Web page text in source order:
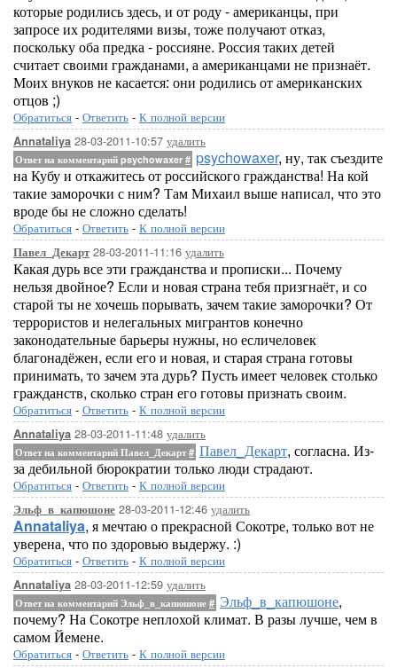
которые родились здесь, и от роду - американцы, при
запросе их родителями визы, тоже получают отказ,
поскольку оба предка - россияне. Россия таких детей
считает своими гражданами, а американцами не признаёт.
Моих внуков не касается: они родились от американских
отцов ;)
Обратиться - Ответить - К полной версии
Annataliya 28-03-2011-10:57 удалить
Ответ на комментарий psychowaxer # psychowaxer, ну, так съездите
на Кубу и откажитесь от российского гражданства! На кой
такие заморочки с ним? Там Михаил выше написал, что это
вроде бы не сложно сделать!
Обратиться - Ответить - К полной версии
Павел_Декарт28-03-2011-11:16 удалить
Какая дурь все эти гражданства и прописки... Почему
нельзя двойное? Если и новая страна тебя призгнаёт, и со
старой ты не хочешь порывать, зачем такие заморочки? От
террористов и нелегальных мигрантов конечно
законодательные барьеры нужны, но есличеловек
благонадёжен, если его и новая, и старая страна готовы
принимать, то зачем эта дурь? Пусть имеет человек столько
гражданств, сколько стран его готовы признать своим.
Обратиться - Ответить - К полной версии
Annataliya 28-03-2011-11:48 удалить
Ответ на комментарий Павел_Декарт# Павел_Декарт, согласна. Из-
за дебильной бюрократии только люди страдают.
Обратиться - Ответить - К полной версии
Эльф_в_капюшоне 28-03-2011-12:46 удалить
Annataliya, я мечтаю о прекрасной Сокотре, только вот не
уверена, что по здоровью выдержу. :)
Обратиться - Ответить - К полной версии
Annataliya 28-03-2011-12:59 удалить
Ответ на комментарий Эльф_в_капюшоне # Эльф_в_капюшоне,
почему? На Сокотре неплохой климат. В разы лучше, чем в
самом Йемене.
Обратиться - Ответить - К полной версии